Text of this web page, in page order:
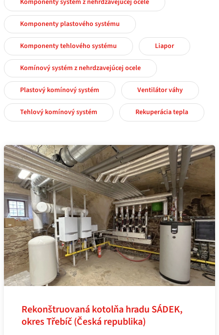
Komponenty systém z nehrdzavejúcej ocele
Komponenty plastového systému
Komponenty tehlového systému Liapor
Komínový systém z nehrdzavejúcej ocele
Plastový komínový systém Ventilátor váhy
Tehlový komínový systém Rekuperácia tepla
Rekonštruovaná kotolňa hradu SÁDEK,
okres Třebíč (Česká republika)